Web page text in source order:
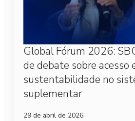
Global Fórum 2026:
de debate sobre acesso
sustentabilidade no
suplementar
29 de abril de 2026